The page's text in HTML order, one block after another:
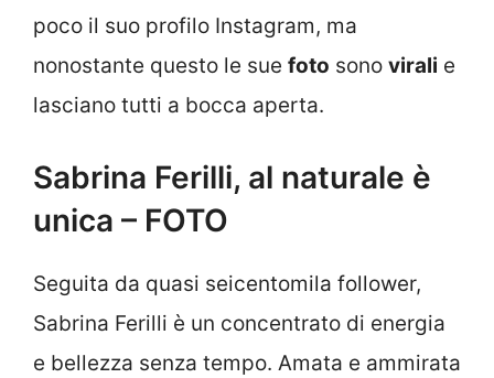
poco il suo profilo Instagram, ma
nonostante questo le sue foto sono virali e
lasciano tutti a bocca aperta.
Sabrina Ferilli, al naturale è
unica – FOTO
Seguita da quasi seicentomila follower,
Sabrina Ferilli è un concentrato di energia
e bellezza senza tempo. Amata e ammirata